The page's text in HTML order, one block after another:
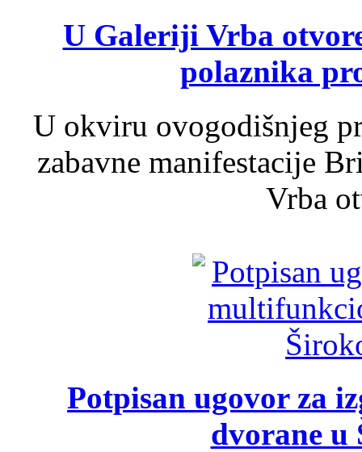
U Galeriji Vrba
polaznika
U okviru ovogodišnjeg
zabavne manifestacije
Vrba
Potpisan ugovor za
dvorane u